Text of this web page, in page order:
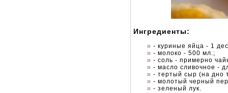
Ингредиенты:
- куриные яйца - 1
- молоко - 500 мл.;
- соль - примерно
- масло сливочное -
- тертый сыр (на дно
- молотый черный
- зеленый лук.